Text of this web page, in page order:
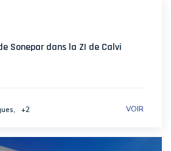
Sonepar dans la ZI de Calvi
+2 VOIR